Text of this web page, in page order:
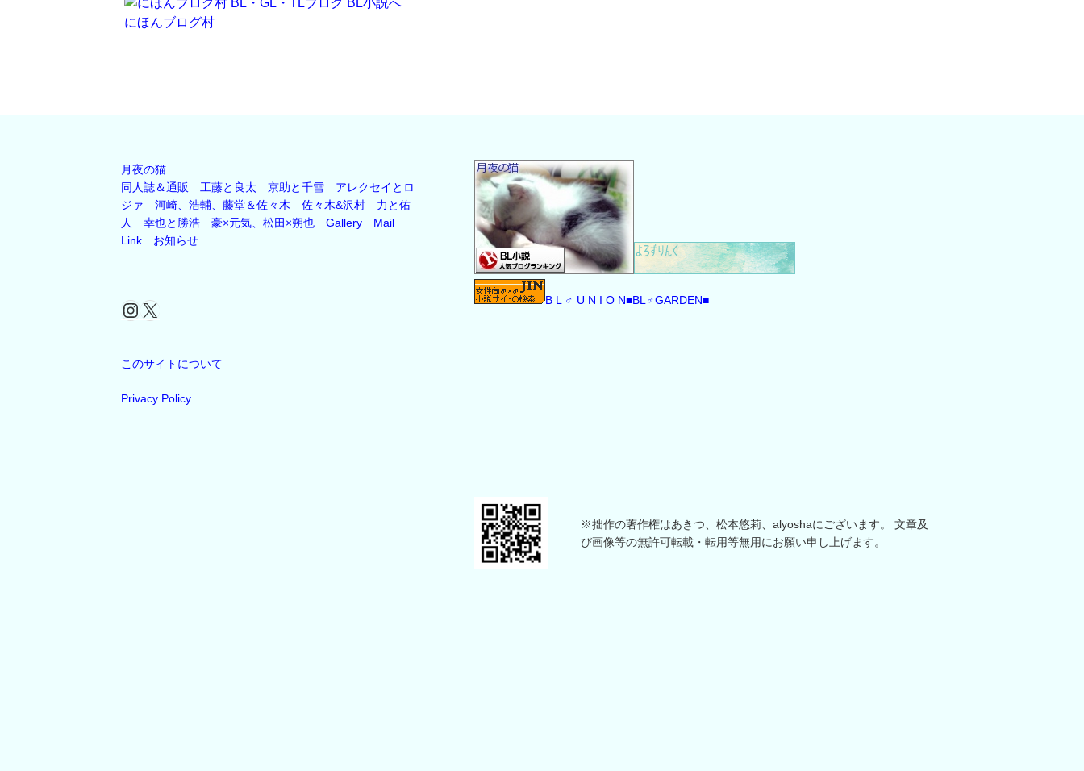
にほんブログ村
月夜の猫
同人誌＆通販
工藤と良太 京助と千雪
アレクセイとロ
ジァ
河崎、浩輔、藤堂＆佐々木 佐々木&沢村
力と佑
人
幸也と勝浩 豪×元気、松田×朔也 Gallery
Mail
Link
お知らせ
Instagram
X
このサイトについて
Privacy Policy
B L ♂ U N I O N■BL♂GARDEN■
※拙作の著作権はあきつ、松本悠莉、alyoshaにございます。 文章及
び画像等の無許可転載・転用等無用にお願い申し上げます。